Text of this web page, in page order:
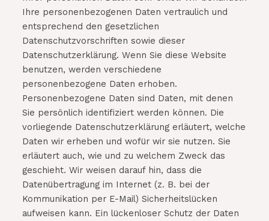
Ihre personenbezogenen Daten vertraulich und
entsprechend den gesetzlichen
Datenschutzvorschriften sowie dieser
Datenschutzerklärung. Wenn Sie diese Website
benutzen, werden verschiedene
personenbezogene Daten erhoben.
Personenbezogene Daten sind Daten, mit denen
Sie persönlich identifiziert werden können. Die
vorliegende Datenschutzerklärung erläutert, welche
Daten wir erheben und wofür wir sie nutzen. Sie
erläutert auch, wie und zu welchem Zweck das
geschieht. Wir weisen darauf hin, dass die
Datenübertragung im Internet (z. B. bei der
Kommunikation per E-Mail) Sicherheitslücken
aufweisen kann. Ein lückenloser Schutz der Daten